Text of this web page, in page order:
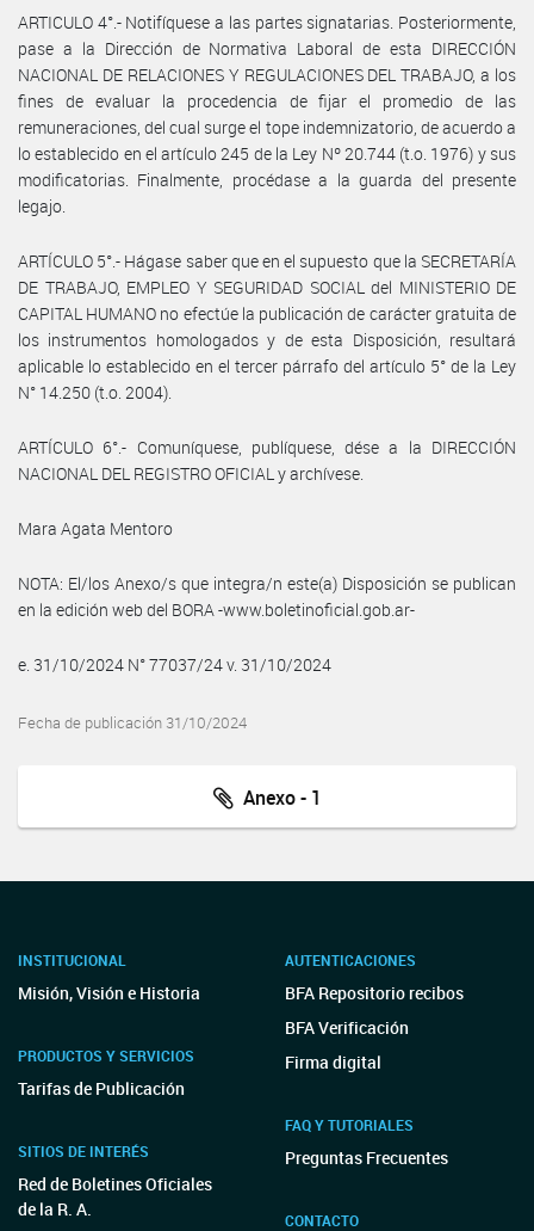
ARTICULO 4°.- Notifíquese a las partes signatarias. Posteriormente,
pase a la Dirección de Normativa Laboral de esta DIRECCIÓN
NACIONAL DE RELACIONES Y REGULACIONES DEL TRABAJO, a los
fines de evaluar la procedencia de fijar el promedio de las
remuneraciones, del cual surge el tope indemnizatorio, de acuerdo a
lo establecido en el artículo 245 de la Ley Nº 20.744 (t.o. 1976) y sus
modificatorias. Finalmente, procédase a la guarda del presente
legajo.
ARTÍCULO 5°.- Hágase saber que en el supuesto que la SECRETARÍA
DE TRABAJO, EMPLEO Y SEGURIDAD SOCIAL del MINISTERIO DE
CAPITAL HUMANO no efectúe la publicación de carácter gratuita de
los instrumentos homologados y de esta Disposición, resultará
aplicable lo establecido en el tercer párrafo del artículo 5° de la Ley
N° 14.250 (t.o. 2004).
ARTÍCULO 6°.- Comuníquese, publíquese, dése a la DIRECCIÓN
NACIONAL DEL REGISTRO OFICIAL y archívese.
Mara Agata Mentoro
NOTA: El/los Anexo/s que integra/n este(a) Disposición se publican
en la edición web del BORA -www.boletinoficial.gob.ar-
e. 31/10/2024 N° 77037/24 v. 31/10/2024
Fecha de publicación 31/10/2024
Anexo - 1
INSTITUCIONAL
Misión, Visión e Historia
PRODUCTOS Y SERVICIOS
Tarifas de Publicación
SITIOS DE INTERÉS
Red de Boletines Oficiales
de la R. A.
AUTENTICACIONES
BFA Repositorio recibos
BFA Verificación
Firma digital
FAQ Y TUTORIALES
Preguntas Frecuentes
CONTACTO